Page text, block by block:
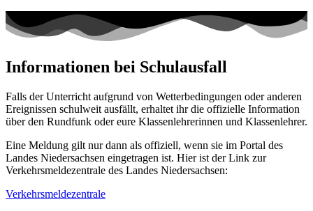
Informationen bei Schulausfall
Falls der Unterricht aufgrund von Wetterbedingungen oder anderen
Ereignissen schulweit ausfällt, erhaltet ihr die offizielle Information
über den Rundfunk oder eure Klassenlehrerinnen und Klassenlehrer.
Eine Meldung gilt nur dann als offiziell, wenn sie im Portal des
Landes Niedersachsen eingetragen ist. Hier ist der Link zur
Verkehrsmeldezentrale des Landes Niedersachsen:
Verkehrsmeldezentrale